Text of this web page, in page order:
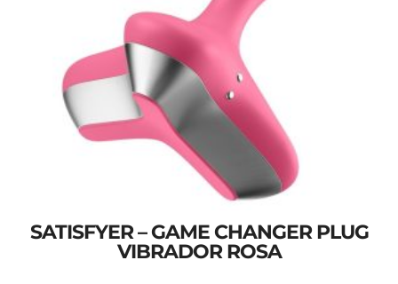
SATISFYER – GAME CHANGER PLUG
VIBRADOR ROSA